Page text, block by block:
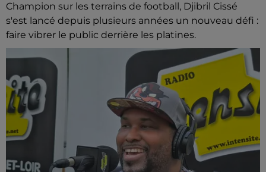
Champion sur les terrains de football, Djibril Cissé
s'est lancé depuis plusieurs années un nouveau défi :
faire vibrer le public derrière les platines.